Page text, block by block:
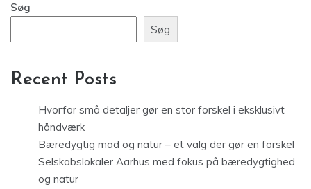
Søg
Søg
Recent Posts
Hvorfor små detaljer gør en stor forskel i eksklusivt
håndværk
Bæredygtig mad og natur – et valg der gør en forskel
Selskabslokaler Aarhus med fokus på bæredygtighed
og natur